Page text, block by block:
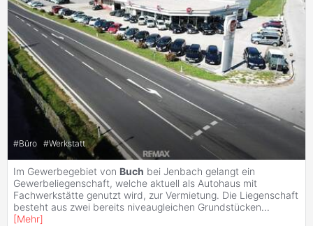
#Büro #Werkstatt
Im Gewerbegebiet von Buch bei Jenbach gelangt ein
Gewerbeliegenschaft, welche aktuell als Autohaus mit
Fachwerkstätte genutzt wird, zur Vermietung. Die Liegenschaft
besteht aus zwei bereits niveaugleichen Grundstücken...
[Mehr]